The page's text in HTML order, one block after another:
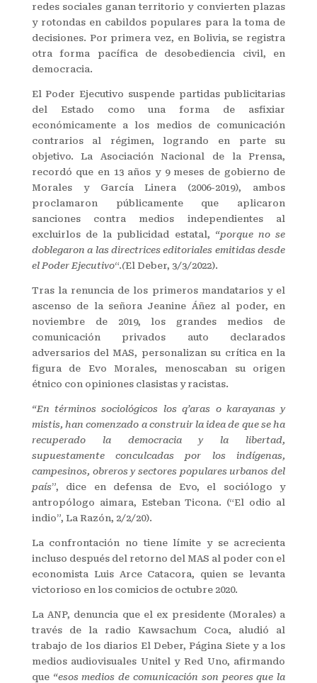
redes sociales ganan territorio y convierten plazas
y rotondas en cabildos populares para la toma de
decisiones. Por primera vez, en Bolivia, se registra
otra forma pacífica de desobediencia civil, en
democracia.
El Poder Ejecutivo suspende partidas publicitarias
del Estado como una forma de asfixiar
económicamente a los medios de comunicación
contrarios al régimen, logrando en parte su
objetivo. La Asociación Nacional de la Prensa,
recordó que en 13 años y 9 meses de gobierno de
Morales y García Linera (2006-2019), ambos
proclamaron públicamente que aplicaron
sanciones contra medios independientes al
excluirlos de la publicidad estatal, “porque no se
doblegaron a las directrices editoriales emitidas desde
el Poder Ejecutivo“.(El Deber, 3/3/2022).
Tras la renuncia de los primeros mandatarios y el
ascenso de la señora Jeanine Áñez al poder, en
noviembre de 2019, los grandes medios de
comunicación privados auto declarados
adversarios del MAS, personalizan su crítica en la
figura de Evo Morales, menoscaban su origen
étnico con opiniones clasistas y racistas.
“En términos sociológicos los q’aras o karayanas y
mistis, han comenzado a construir la idea de que se ha
recuperado la democracia y la libertad,
supuestamente conculcadas por los indígenas,
campesinos, obreros y sectores populares urbanos del
país”, dice en defensa de Evo, el sociólogo y
antropólogo aimara, Esteban Ticona. (“El odio al
indio”, La Razón, 2/2/20).
La confrontación no tiene límite y se acrecienta
incluso después del retorno del MAS al poder con el
economista Luis Arce Catacora, quien se levanta
victorioso en los comicios de octubre 2020.
La ANP, denuncia que el ex presidente (Morales) a
través de la radio Kawsachum Coca, aludió al
trabajo de los diarios El Deber, Página Siete y a los
medios audiovisuales Unitel y Red Uno, afirmando
que “esos medios de comunicación son peores que la